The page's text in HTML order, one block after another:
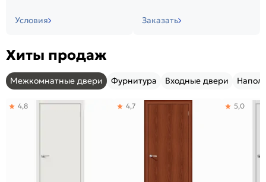
Условия Заказать
Хиты продаж
Межкомнатные двери Фурнитура Входные двери
4,8 4,7 5,0